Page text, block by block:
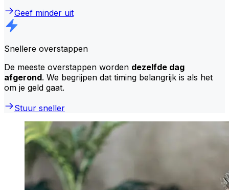
Geef minder uit
Snellere overstappen
De meeste overstappen worden dezelfde dag
afgerond. We begrijpen dat timing belangrijk is als het
om je geld gaat.
Stuur sneller